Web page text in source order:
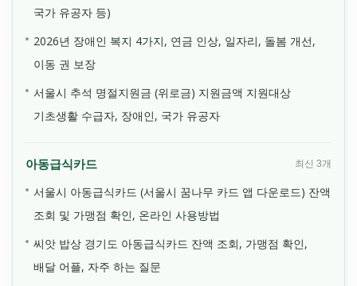
국가 유공자 등)
2026년 장애인 복지 4가지, 연금 인상, 일자리, 돌봄 개선,
이동 권 보장
서울시 추석 명절지원금 (위로금) 지원금액 지원대상
기초생활 수급자, 장애인, 국가 유공자
아동급식카드 최신 3개
서울시 아동급식카드 (서울시 꿈나무 카드 앱 다운로드) 잔액
조회 및 가맹점 확인, 온라인 사용방법
씨앗 밥상 경기도 아동급식카드 잔액 조회, 가맹점 확인,
배달 어플, 자주 하는 질문